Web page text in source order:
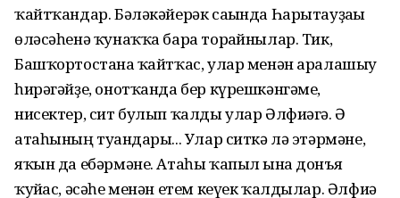
ҡайтҡандар. Бәләкәйерәк сағында Һарытауҙағы
өләсәһенә ҡунаҡҡа бара торғайнылар. Тик,
Башҡортостанға ҡайтҡас, улар менән аралашыу
һирәгәйҙе, онотҡанда бер күрешкәнгәме,
нисектер, сит булып ҡалды улар Әлфиәгә. Ә
атаһының туғандары... Улар ситкә лә этәрмәне,
яҡын да ебәрмәне. Атаһы ҡапыл ғына донъя
ҡуйғас, әсәһе менән етем кеүек ҡалдылар. Әлфиә